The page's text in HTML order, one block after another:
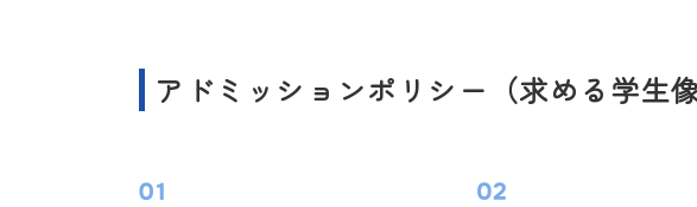
アドミッションポリシー（求める学生像